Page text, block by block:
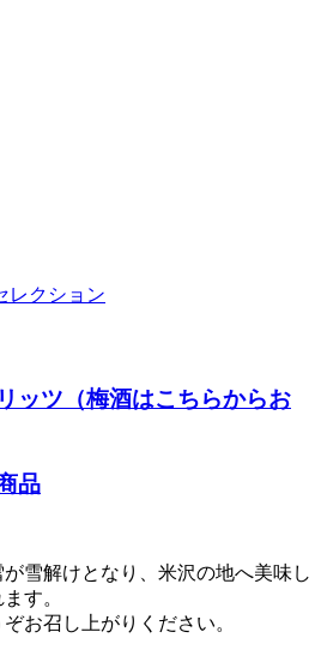
レクション
雪解けとなり、米沢の地へ美味し
す。
お召し上がりください。